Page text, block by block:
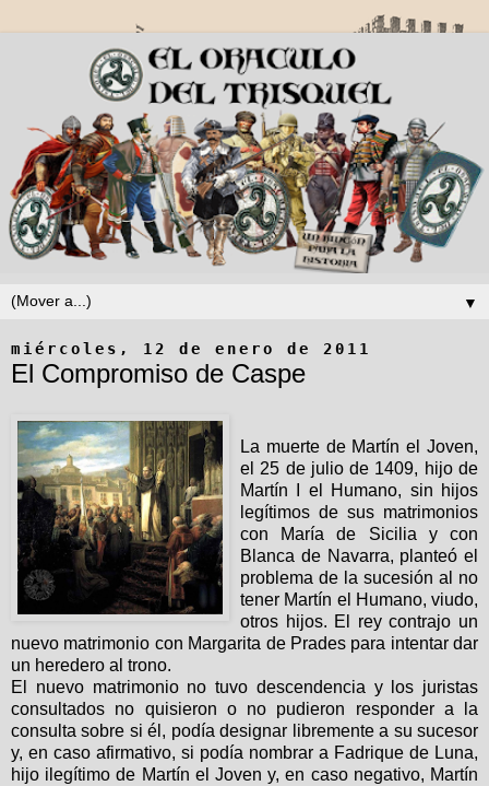
▼
miércoles, 12 de enero de 2011
El Compromiso de Caspe
La muerte de Martín el Joven,
el 25 de julio de 1409, hijo de
Martín I el Humano, sin hijos
legítimos de sus matrimonios
con María de Sicilia y con
Blanca de Navarra, planteó el
problema de la sucesión al no
tener Martín el Humano, viudo,
otros hijos. El rey contrajo un
nuevo matrimonio con Margarita de Prades para intentar dar
un heredero al trono.
El nuevo matrimonio no tuvo descendencia y los juristas
consultados no quisieron o no pudieron responder a la
consulta sobre si él, podía designar libremente a su sucesor
y, en caso afirmativo, si podía nombrar a Fadrique de Luna,
hijo ilegítimo de Martín el Joven y, en caso negativo, Martín